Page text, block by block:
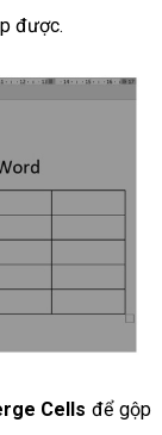
được.
Cells để gộp